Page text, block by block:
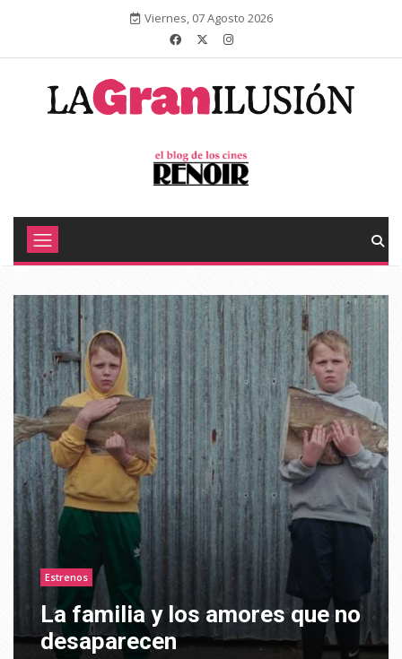
Viernes, 07 Agosto 2026
Estrenos
La familia y los amores que no
desaparecen